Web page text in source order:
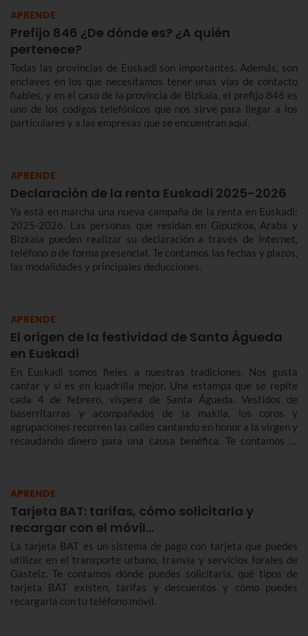
APRENDE
Prefijo 846 ¿De dónde es? ¿A quién
pertenece?
Todas las provincias de Euskadi son importantes. Además, son
enclaves en los que necesitamos tener unas vías de contacto
fiables, y en el caso de la provincia de Bizkaia, el prefijo 846 es
uno de los códigos telefónicos que nos sirve para llegar a los
particulares y a las empresas que se encuentran aquí.
APRENDE
Declaración de la renta Euskadi 2025-2026
Ya está en marcha una nueva campaña de la renta en Euskadi:
2025-2026. Las personas que residan en Gipuzkoa, Araba y
Bizkaia pueden realizar su declaración a través de internet,
teléfono o de forma presencial. Te contamos las fechas y plazos,
las modalidades y principales deducciones.
APRENDE
El origen de la festividad de Santa Águeda
en Euskadi
En Euskadi somos fieles a nuestras tradiciones. Nos gusta
cantar y si es en kuadrilla mejor. Una estampa que se repite
cada 4 de febrero, víspera de Santa Águeda. Vestidos de
baserritarras y acompañados de la makila, los coros y
agrupaciones recorren las calles cantando en honor a la virgen y
recaudando dinero para una causa benéfica. Te contamos la
APRENDE
Tarjeta BAT: tarifas, cómo solicitarla y
recargar con el móvil…
La tarjeta BAT es un sistema de pago con tarjeta que puedes
utilizar en el transporte urbano, tranvía y servicios forales de
Gasteiz. Te contamos dónde puedes solicitarla, qué tipos de
tarjeta BAT existen, tarifas y descuentos y cómo puedes
recargarla con tu teléfono móvil.